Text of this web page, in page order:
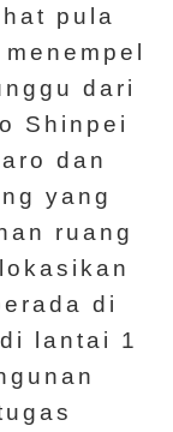
pula
dari
Shinpei
dan
yang
ruang
di
lantai 1